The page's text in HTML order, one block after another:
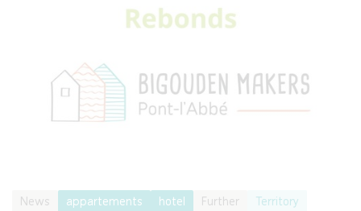
News appartements hotel Further
Territory